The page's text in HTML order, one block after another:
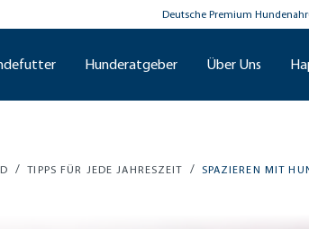
Deutsche Premium
Hunderatgeber Über Uns
/ TIPPS FÜR JEDE JAHRESZEIT / SPAZIEREN MIT